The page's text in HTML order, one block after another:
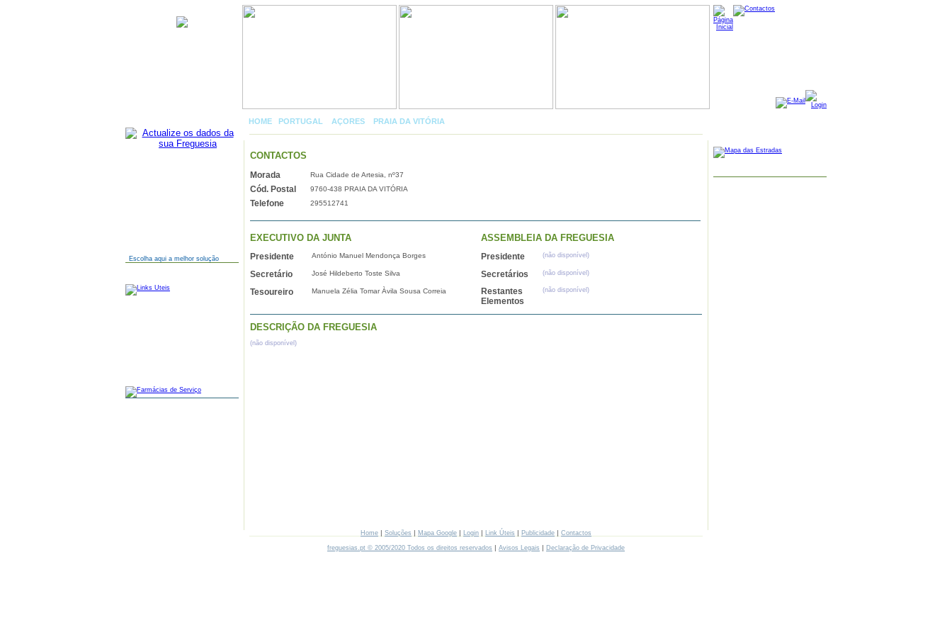
Escolha aqui a melhor solução
HOME PORTUGAL AÇORES PRAIA DA VITÓRIA
CONTACTOS
Morada Rua Cidade de Artesia, nº37
Cód. Postal 9760-438 PRAIA DA VITÓRIA
Telefone 295512741
EXECUTIVO DA JUNTA ASSEMBLEIA DA FREGUESIA
Presidente António Manuel Mendonça Borges
Secretário José Hildeberto Toste Silva
Tesoureiro Manuela Zélia Tomar Àvila Sousa Correia
Presidente (não disponível)
Secretários (não disponível)
Restantes
Elementos
(não disponível)
DESCRIÇÃO DA FREGUESIA
(não disponível)
Home | Soluções | Mapa Google | Login | Link Úteis | Publicidade | Contactos
freguesias.pt © 2005/2020 Todos os direitos reservados | Avisos Legais | Declaração de Privacidade